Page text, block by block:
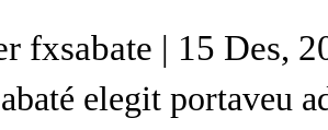
fxsabate | 15 Des,
elegitportaveu